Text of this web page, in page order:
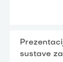
sustave